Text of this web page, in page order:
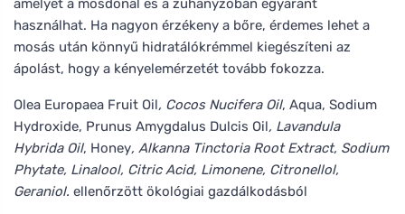
amelyet a mosdónál és a zuhanyzóban egyaránt
használhat. Ha nagyon érzékeny a bőre, érdemes lehet a
mosás után könnyű hidratálókrémmel kiegészíteni az
ápolást, hogy a kényelemérzetét tovább fokozza.
Olea Europaea Fruit Oil, Cocos Nucifera Oil, Aqua, Sodium
Hydroxide, Prunus Amygdalus Dulcis Oil, Lavandula
Hybrida Oil, Honey, Alkanna Tinctoria Root Extract, Sodium
Phytate, Linalool, Citric Acid, Limonene, Citronellol,
Geraniol. ellenőrzött ökológiai gazdálkodásból